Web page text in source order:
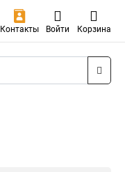
Контакты Войти Корзина